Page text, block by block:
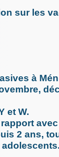
sur les
à
et W.
2 ans,